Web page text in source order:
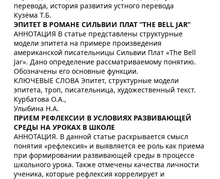
перевода, история развития устного перевода
Кузёма Т.Б.
ЭПИТЕТ В РОМАНЕ СИЛЬВИИ ПЛАТ “THE BELL JAR”
АННОТАЦИЯ В статье представлены структурные
модели эпитета на примере произведения
американской писательницы Сильвии Плат «The Bell
Jar». Дано определение рассматриваемому понятию.
Обозначены его основные функции.
КЛЮЧЕВЫЕ СЛОВА Эпитет, структурные модели
эпитета, троп, писательница, художественный текст.
Курбатова О.А.,
Улыбина Н.А.
ПРИЕМ РЕФЛЕКСИИ В УСЛОВИЯХ РАЗВИВАЮЩЕЙ
СРЕДЫ НА УРОКАХ В ШКОЛЕ
АННОТАЦИЯ. В данной статье раскрывается смысл
понятия «рефлексия» и выявляется ее роль как приема
при формировании развивающей среды в процессе
школьного урока. Также отмечены качества личности
ученика, которые рефлексия коррелирует и